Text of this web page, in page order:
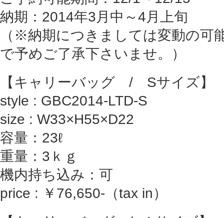
納期：2014年3月中～4月上旬
（※納期につきましては変動の可
で予めご了承下さいませ。）
【キャリーバッグ / Sサイズ】
style : GBC2014-LTD-S
size : W33×H55×D22
容量：23ℓ
重量：3ｋｇ
機内持ち込み：可
price : ￥76,650-（tax in）